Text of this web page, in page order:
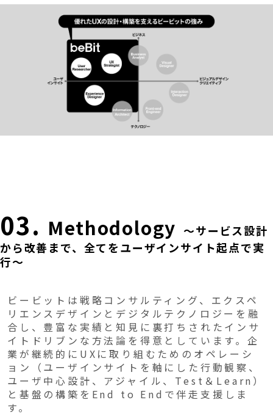
03. Methodology ～サービス設計
から改善まで、全てをユーザインサイト起点で実
行～
ビービットは戦略コンサルティング、エクスペ
リエンスデザインとデジタルテクノロジーを融
合し、豊富な実績と知見に裏打ちされたインサ
イトドリブンな方法論を得意としています。企
業が継続的にUXに取り組むためのオペレーシ
ョン（ユーザインサイトを軸にした行動観察、
ユーザ中心設計、アジャイル、Test＆Learn）
と基盤の構築をEnd to Endで伴走支援しま
す。